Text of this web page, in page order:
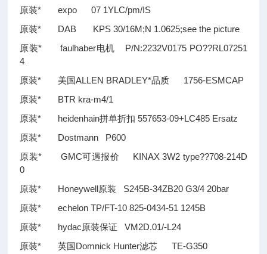
原装* expo 07 1YLC/pm/IS
原装* DAB KPS 30/16M;N 1.0625;see the picture
原装* faulhaber电机 P/N:2232V0175 PO??RL07251
4
原装* 美国ALLEN BRADLEY*品质 1756-ESMCAP
原装* BTR kra-m4/1
原装* heidenhain拼单折扣 557653-09+LC485 Ersatz
原装* Dostmann P600
原装* GMC可遇报价 KINAX 3W2 type??708-214D
0
原装* Honeywell原装 S245B-34ZB20 G3/4 20bar
原装* echelon TP/FT-10 825-0434-51 1245B
原装* hydac原装保证 VM2D.01/-L24
原装* 英国Domnick Hunter滤芯 TE-G350